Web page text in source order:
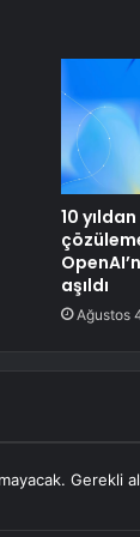
10
aşıldı
Ağustos
Gerekli